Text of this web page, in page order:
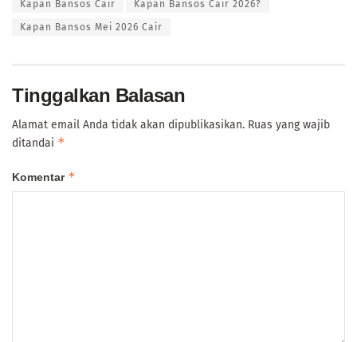
Kapan Bansos Cair Kapan Bansos Cair 2026?
Kapan Bansos Mei 2026 Cair
Tinggalkan Balasan
Alamat email Anda tidak akan dipublikasikan. Ruas yang wajib
ditandai *
Komentar *